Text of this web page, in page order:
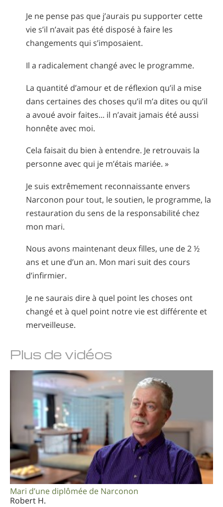
Je ne pense pas que j’aurais pu supporter cette
vie s’il n’avait pas été disposé à faire les
changements qui s’imposaient.
Il a radicalement changé avec le programme.
La quantité d’amour et de réflexion qu’il a mise
dans certaines des choses qu’il m’a dites ou qu’il
a avoué avoir faites... il n’avait jamais été aussi
honnête avec moi.
Cela faisait du bien à entendre. Je retrouvais la
personne avec qui je m’étais mariée. »
Je suis extrêmement reconnaissante envers
Narconon pour tout, le soutien, le programme, la
restauration du sens de la responsabilité chez
mon mari.
Nous avons maintenant deux filles, une de 2 ½
ans et une d’un an. Mon mari suit des cours
d’infirmier.
Je ne saurais dire à quel point les choses ont
changé et à quel point notre vie est différente et
merveilleuse.
Plus de vidéos
Mari d’une diplômée de Narconon
Robert H.